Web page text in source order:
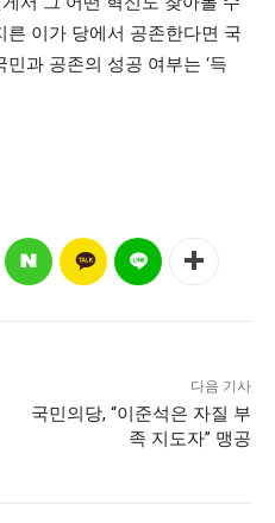
이가 당에서 공존한다면 국
과 공존의 성공 여부는 ‘득
다음 기사
국민의당, “이준석은 자질 부
족 지도자” 맹공